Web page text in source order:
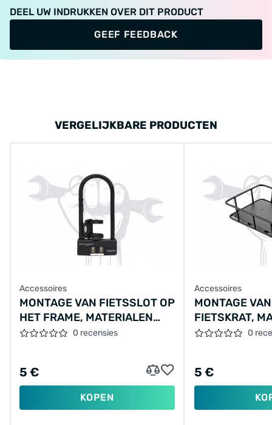
DEEL UW INDRUKKEN OVER DIT PRODUCT
GEEF FEEDBACK
VERGELIJKBARE PRODUCTEN
Accessoires
MONTAGE VAN FIETSSLOT OP
HET FRAME, MATERIALEN
WORDEN APART BEREKEND
0 recensies
5 €
KOPEN
Accessoires
MONTAGE
FIETSKRAT,
WORDEN
0
5 €